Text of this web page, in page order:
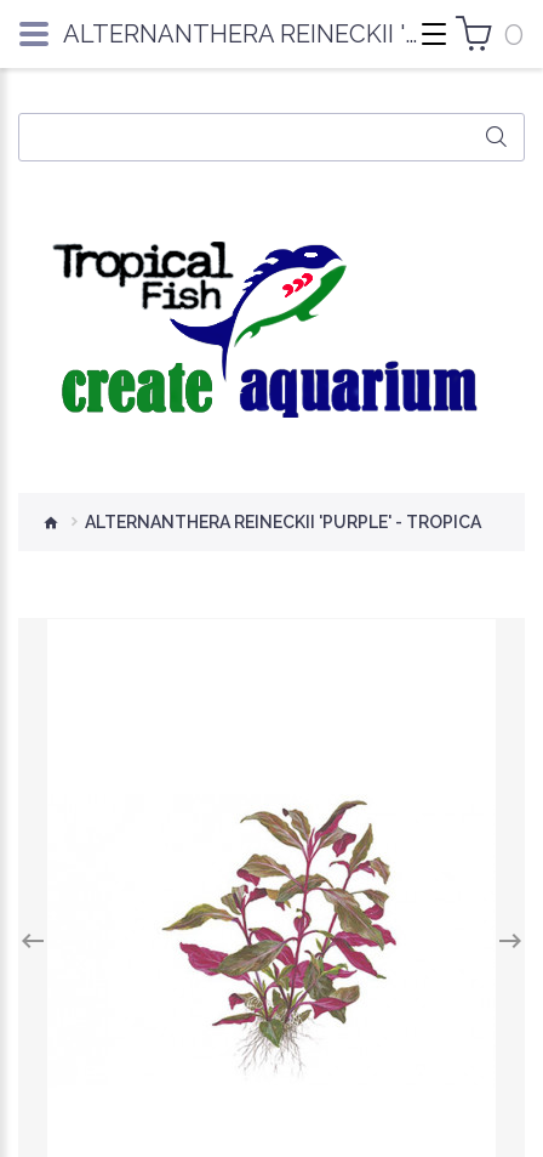
0
ALTERNANTHERA REINECKII 'PURPLE' - TROPICA
ALTERNANTHERA REINECKII 'PURPLE' - TROPICA